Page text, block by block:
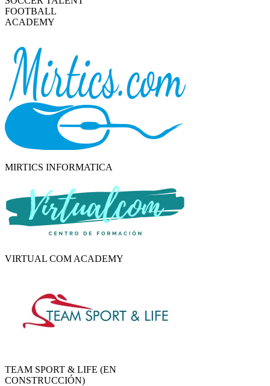
FOOTBALL
ACADEMY
MIRTICS INFORMATICA
VIRTUAL COM ACADEMY
TEAM SPORT & LIFE (EN
CONSTRUCCIÓN)